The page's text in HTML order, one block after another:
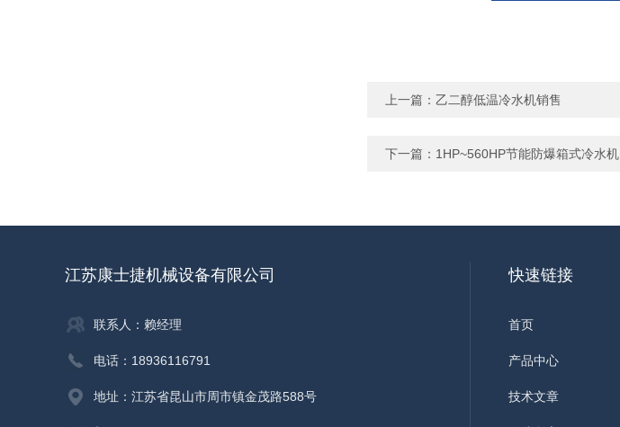
上一篇： 乙二醇低温冷水机销售
下一篇： 1HP~560HP节能防爆箱式冷水机
江苏康士捷机械设备有限公司
联系人：赖经理
电话：18936116791
地址：江苏省昆山市周市镇金茂路588号
快速链接
首页
产品中心
技术文章